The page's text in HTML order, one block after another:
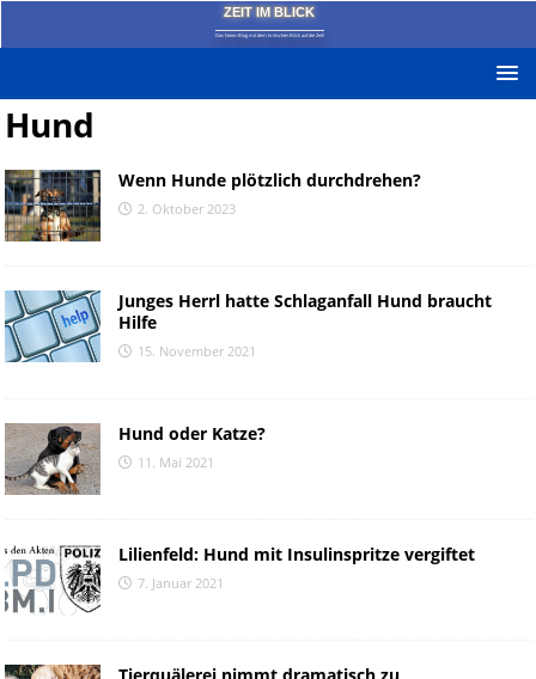
ZEIT IM BLICK
Das News-Blog mit dem kritischen Blick auf die Zeit!
Hund
Wenn Hunde plötzlich durchdrehen?
2. Oktober 2023
Junges Herrl hatte Schlaganfall Hund braucht
Hilfe
15. November 2021
Hund oder Katze?
11. Mai 2021
Lilienfeld: Hund mit Insulinspritze vergiftet
7. Januar 2021